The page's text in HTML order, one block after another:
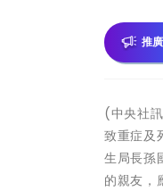
推
(中央社
致重症及
生局長孫
的親友，